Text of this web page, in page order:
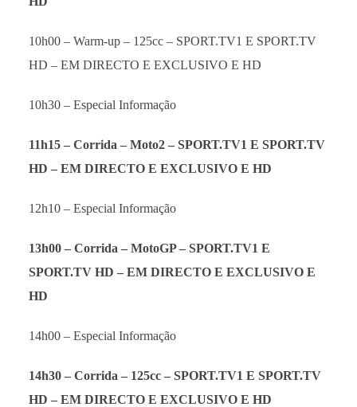
10h00 – Warm-up – 125cc – SPORT.TV1 E SPORT.TV
HD – EM DIRECTO E EXCLUSIVO E HD
10h30 – Especial Informação
11h15 – Corrida – Moto2 – SPORT.TV1 E SPORT.TV
HD – EM DIRECTO E EXCLUSIVO E HD
12h10 – Especial Informação
13h00 – Corrida – MotoGP – SPORT.TV1 E
SPORT.TV HD – EM DIRECTO E EXCLUSIVO E
HD
14h00 – Especial Informação
14h30 – Corrida – 125cc – SPORT.TV1 E SPORT.TV
HD – EM DIRECTO E EXCLUSIVO E HD